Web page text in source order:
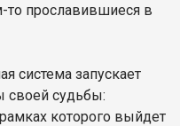
то прославившиеся в
система запускает
своей судьбы:
которого выйдет